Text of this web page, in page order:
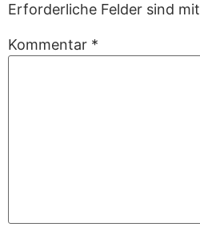
Erforderliche Felder sind mit
Kommentar *